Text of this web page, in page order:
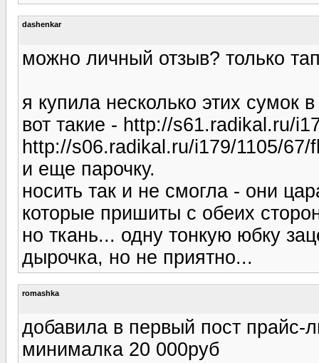
dashenkar
можно личный отзыв? только
я купила несколько этих сумок
вот такие - http://s61.radikal.ru/
http://s06.radikal.ru/i179/1105/67/
и еще парочку.
носить так и не смогла - они
которые пришиты с обеих
но ткань... одну тонкую юбку
дырочка, но не приятно...
romashka
добавила в первый пост прайс-
минималка 20 000руб